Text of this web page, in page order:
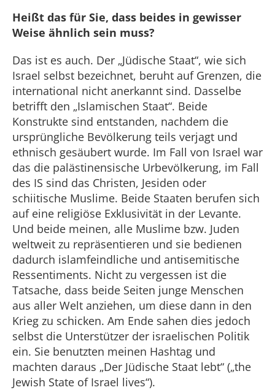
Heißt das für Sie, dass beides in gewisser
Weise ähnlich sein muss?
Das ist es auch. Der „Jüdische Staat“, wie sich
Israel selbst bezeichnet, beruht auf Grenzen, die
international nicht anerkannt sind. Dasselbe
betrifft den „Islamischen Staat“. Beide
Konstrukte sind entstanden, nachdem die
ursprüngliche Bevölkerung teils verjagt und
ethnisch gesäubert wurde. Im Fall von Israel war
das die palästinensische Urbevölkerung, im Fall
des IS sind das Christen, Jesiden oder
schiitische Muslime. Beide Staaten berufen sich
auf eine religiöse Exklusivität in der Levante.
Und beide meinen, alle Muslime bzw. Juden
weltweit zu repräsentieren und sie bedienen
dadurch islamfeindliche und antisemitische
Ressentiments. Nicht zu vergessen ist die
Tatsache, dass beide Seiten junge Menschen
aus aller Welt anziehen, um diese dann in den
Krieg zu schicken. Am Ende sahen dies jedoch
selbst die Unterstützer der israelischen Politik
ein. Sie benutzten meinen Hashtag und
machten daraus „Der Jüdische Staat lebt“ („the
Jewish State of Israel lives“).